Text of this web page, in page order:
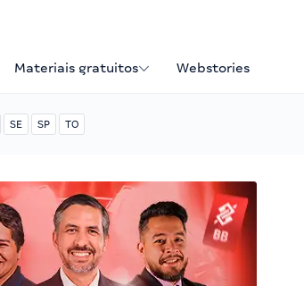
Materiais gratuitos Webstories
SE SP TO